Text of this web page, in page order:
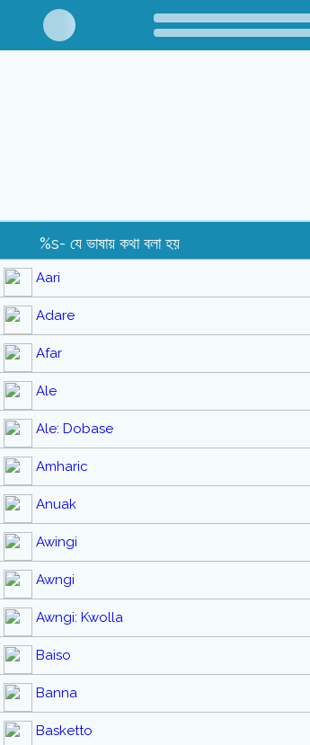
%s- যে ভাষায় কথা বলা হয়
Aari
Adare
Afar
Ale
Ale: Dobase
Amharic
Anuak
Awingi
Awngi
Awngi: Kwolla
Baiso
Banna
Basketto